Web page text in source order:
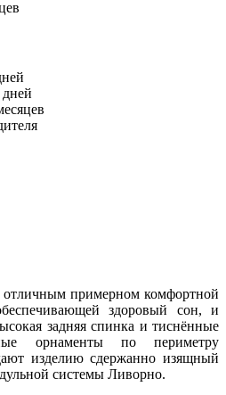
дней
отличным примерном комфортной
здоровый сон, и
задняя спинка и тиснённые
орнаменты по периметру
изделию сдержанно изящный
системы Ливорно.